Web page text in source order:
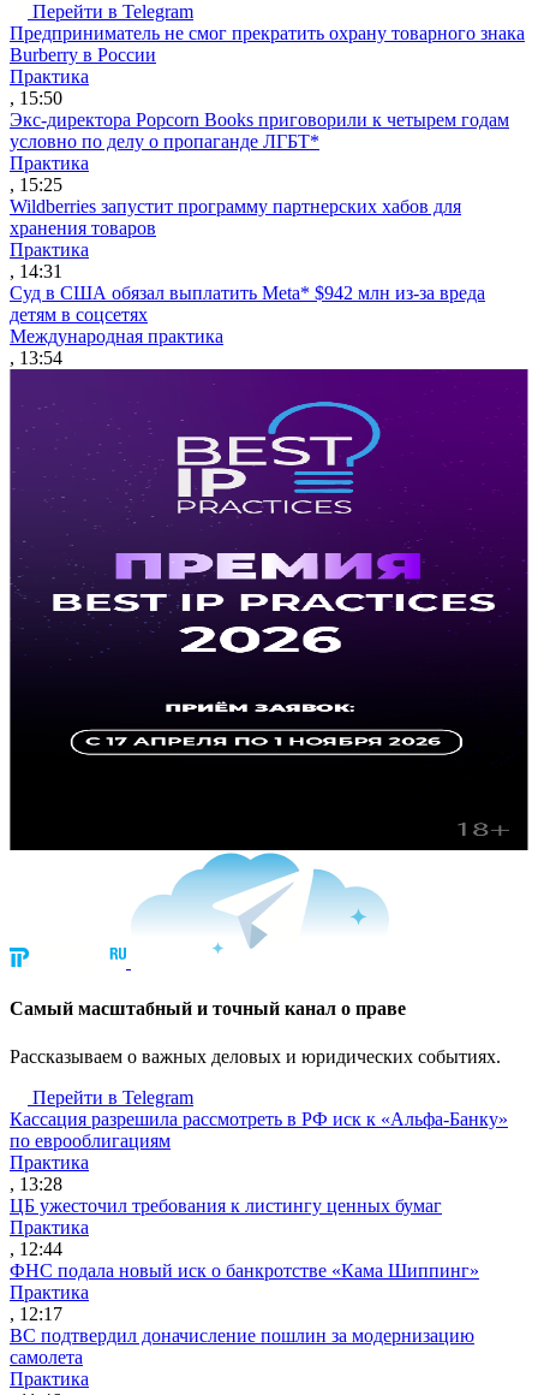
Перейти в Telegram
Предприниматель не смог прекратить охрану товарного знака
Burberry в России
Практика
, 15:50
Экс-директора Popcorn Books приговорили к четырем годам
условно по делу о пропаганде ЛГБТ*
Практика
, 15:25
Wildberries запустит программу партнерских хабов для
хранения товаров
Практика
, 14:31
Суд в США обязал выплатить Meta* $942 млн из-за вреда
детям в соцсетях
Международная практика
, 13:54
Cамый масштабный и точный канал о праве
Рассказываем о важных деловых и юридических событиях.
Перейти в Telegram
Кассация разрешила рассмотреть в РФ иск к «Альфа-Банку»
по еврооблигациям
Практика
, 13:28
ЦБ ужесточил требования к листингу ценных бумаг
Практика
, 12:44
ФНС подала новый иск о банкротстве «Кама Шиппинг»
Практика
, 12:17
ВС подтвердил доначисление пошлин за модернизацию
самолета
Практика